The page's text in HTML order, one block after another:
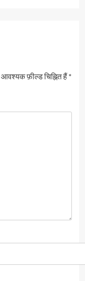
आवश्यक फ़ील्ड चिह्नित हैं*